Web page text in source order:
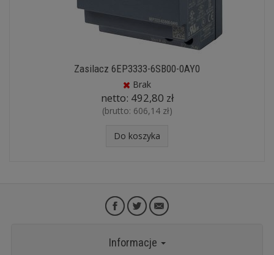
Zasilacz 6EP3333-6SB00-0AY0
Brak
netto: 492,80 zł
(brutto: 606,14 zł)
Do koszyka
Informacje